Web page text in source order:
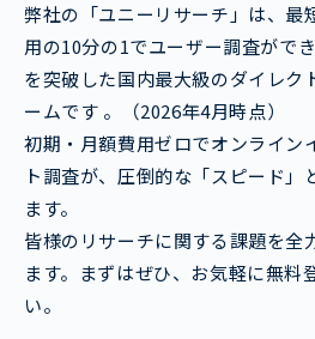
弊社の「ユニーリサーチ」は、最
用の10分の1でユーザー調査がで
を突破した国内最大級のダイレク
ームです 。（2026年4月時点）
初期・月額費用ゼロでオンライン
ト調査が、圧倒的な「スピード」
ます。
皆様のリサーチに関する課題を全
ます。まずはぜひ、お気軽に無料
い。